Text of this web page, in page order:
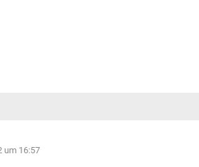
um 16:57